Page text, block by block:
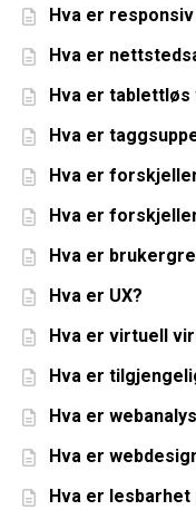
Hva er
Hva er
Hva er tablettløs
Hva er
Hva er
Hva er
Hva er
Hva er UX?
Hva er virtuell
Hva er
Hva er
Hva er
Hva er lesbarhet